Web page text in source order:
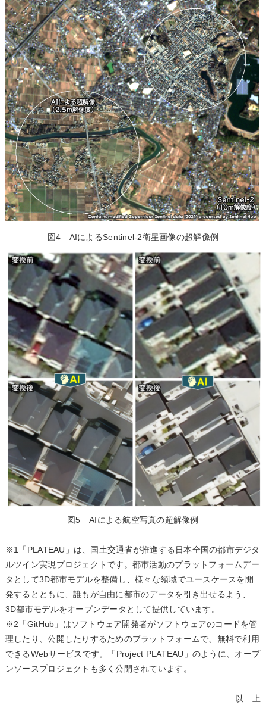
図4 AIによるSentinel-2衛星画像の超解像例
図5 AIによる航空写真の超解像例
※1「PLATEAU」は、国土交通省が推進する日本全国の都市デジタ
ルツイン実現プロジェクトです。都市活動のプラットフォームデー
タとして3D都市モデルを整備し、様々な領域でユースケースを開
発するとともに、誰もが自由に都市のデータを引き出せるよう、
3D都市モデルをオープンデータとして提供しています。
※2「GitHub」はソフトウェア開発者がソフトウェアのコードを管
理したり、公開したりするためのプラットフォームで、無料で利用
できるWebサービスです。「Project PLATEAU」のように、オープ
ンソースプロジェクトも多く公開されています。
以 上